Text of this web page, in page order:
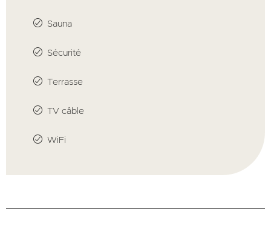
Sauna
Sécurité
Terrasse
TV câble
WiFi